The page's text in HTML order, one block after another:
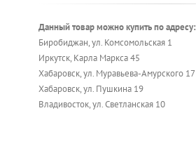
Данный товар можно купить по адресу:
Биробиджан, ул. Комсомольская 1
Иркутск, Карла Маркса 45
Хабаровск, ул. Муравьева-Амурского 17
Хабаровск, ул. Пушкина 19
Владивосток, ул. Светланская 10